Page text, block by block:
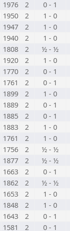
1976 2
0 - 1
1950 2
1 - 0
1947 2
1 - 0
1940 2
1 - 0
1808 2
½ - ½
1920 2
1 - 0
1770 2
0 - 1
1761 2
0 - 1
1899 2
1 - 0
1889 2
0 - 1
1885 2
0 - 1
1883 2
1 - 0
1761 2
1 - 0
1756 2
½ - ½
1877 2
½ - ½
1663 2
0 - 1
1862 2
½ - ½
1653 2
1 - 0
1848 2
1 - 0
1643 2
0 - 1
1581 2 0 - 1